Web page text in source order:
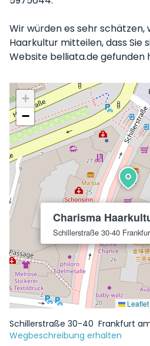
Wir würden es sehr schätzen,
Haarkultur mitteilen, dass Sie
Website belliata.de gefunden
Charisma
Schillerstraße 30-40 Frankfurt am
+
−
Leaflet
Schillerstraße 30-40 Frankfurt
Wegbeschreibung erhalten